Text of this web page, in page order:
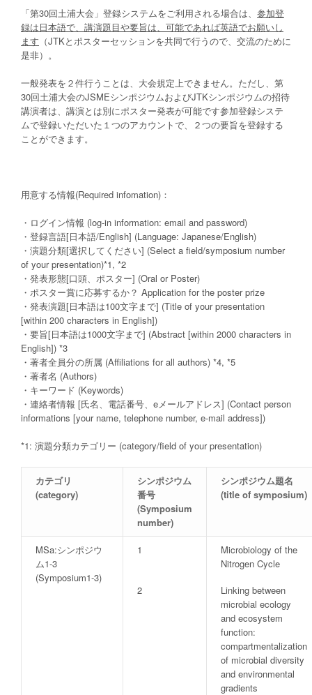
「第30回土浦大会」登録システムをご利用される場合は、 参加登
録は日本語で、講演題目や要旨は、可能であれば英語でお願いし
ます （JTKとポスターセッションを共同で行うので、交流のために
是非）。
一般発表を２件行うことは、大会規定上できません。ただし、第
30回土浦大会のJSMEシンポジウムおよびJTKシンポジウムの招待
講演者は、講演とは別にポスター発表が可能です参加登録システ
ムで登録いただいた１つのアカウントで、２つの要旨を登録する
ことができます。
用意する情報(Required infomation)：
・ログイン情報 (log-in information: email and password)
・登録言語[日本語/English] (Language: Japanese/English)
・演題分類[選択してください] (Select a field/symposium number
of your presentation)*1, *2
・発表形態[口頭、ポスター] (Oral or Poster)
・ポスター賞に応募するか？ Application for the poster prize
・発表演題[日本語は100文字まで] (Title of your presentation
[within 200 characters in English])
・要旨[日本語は1000文字まで] (Abstract [within 2000 characters in
English]) *3
・著者全員分の所属 (Affiliations for all authors) *4, *5
・著者名 (Authors)
・キーワード (Keywords)
・連絡者情報 [氏名、電話番号、eメールアドレス] (Contact person
informations [your name, telephone number, e-mail address])
*1: 演題分類カテゴリー (category/field of your presentation)
カテゴリ
(category)
シンポジウム
番号
(Symposium
number)
シンポジウム題名
(title of symposium)
MSa:シンポジウ
ム1-3
(Symposium1-3)
1
Microbiology of the
Nitrogen Cycle
2
Linking between
microbial ecology
and ecosystem
function:
compartmentalization
of microbial diversity
and environmental
gradients